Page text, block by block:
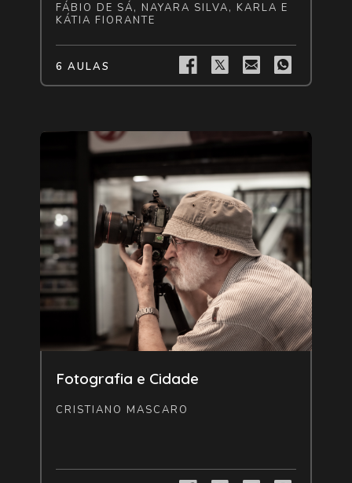
FÁBIO DE SÁ, NAYARA SILVA, KARLA E
KÁTIA FIORANTE
6 AULAS
Fotografia e Cidade
CRISTIANO MASCARO